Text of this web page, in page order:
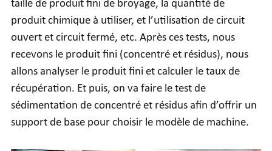
taille de produit fini de broyage, la quantité de
produit chimique à utiliser, et l’utilisation de circuit
ouvert et circuit fermé, etc. Après ces tests, nous
recevons le produit fini (concentré et résidus), nous
allons analyser le produit fini et calculer le taux de
récupération. Et puis, on va faire le test de
sédimentation de concentré et résidus afin d’offrir un
support de base pour choisir le modèle de machine.